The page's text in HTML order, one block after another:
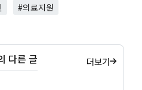
#의료지원
다른 글 더보기